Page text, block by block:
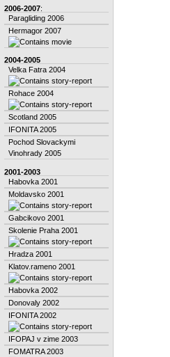
2006-2007:
Paragliding 2006
Hermagor 2007
2004-2005
Velka Fatra 2004
Rohace 2004
Scotland 2005
IFONITA 2005
Pochod Slovackymi
Vinohrady 2005
2001-2003
Habovka 2001
Moldavsko 2001
Gabcikovo 2001
Skolenie Praha 2001
Hradza 2001
Klatov.rameno 2001
Habovka 2002
Donovaly 2002
IFONITA 2002
IFOPAJ v zime 2003
FOMATRA 2003